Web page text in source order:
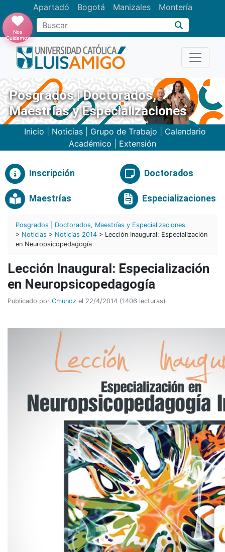
Apartadó Bogotá Manizales Montería
Buscar
Nos
Cuidamos
Posgrados | Doctorados,
Maestrías y Especializaciones
Inicio Noticias Grupo de Trabajo
Calendario
Académico
Extensión
Inscripción Doctorados
Maestrías Especializaciones
Posgrados | Doctorados, Maestrías y Especializaciones
> Noticias > Noticias 2014 > Lección Inaugural: Especialización
en Neuropsicopedagogía
Lección Inaugural: Especialización
en Neuropsicopedagogía
Publicado por Cmunoz el 22/4/2014 (1406 lecturas)